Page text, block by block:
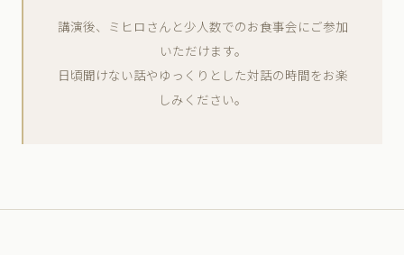
講演後、ミヒロさんと少人数でのお食事会にご参加
いただけます。
日頃聞けない話やゆっくりとした対話の時間をお楽
しみください。